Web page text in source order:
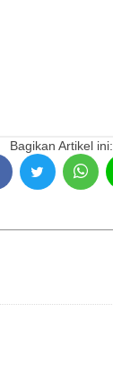
Bagikan Artikel ini: